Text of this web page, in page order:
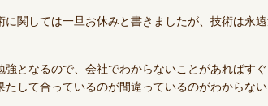
に関しては一旦お休みと書きましたが、技術は永
強となるので、会社でわからないことがあればす
して合っているのが間違っているのがわからな